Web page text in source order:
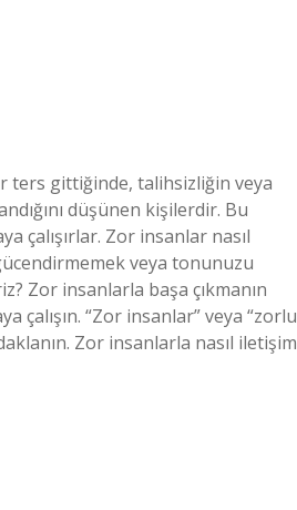
ters gittiğinde, talihsizliğin veya
düşünen kişilerdir. Bu
çalışırlar. Zor insanlar nasıl
veya tonunuzu
Zor insanlarla başa çıkmanın
çalışın. “Zor insanlar” veya “zorlu
Zor insanlarla nasıl iletişim